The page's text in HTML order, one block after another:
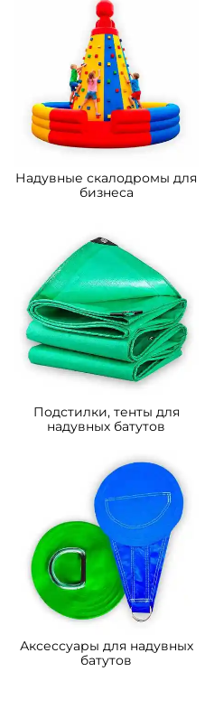
A-11105 Коммерческий
надувной батут «Царство
зверей 2», 5x5x2.8 м
162 200 ₽
B-16481 Коммерческий
надувной батут «Океания»
358 500 ₽
В НАЛИЧИИ